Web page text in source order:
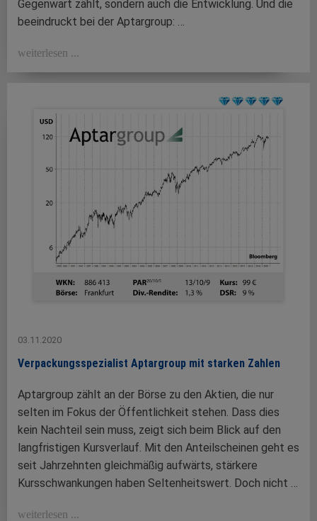
Gegenwart zählt, sondern auch die Entwicklung. Und die
beeindruckt bei der Aptargroup: …
weiterlesen ...
03.11.2020
Verpackungsspezialist Aptargroup mit starken Zahlen
Aptargroup zählt an der Börse zu den Aktien, die nur
selten im Fokus der Öffentlichkeit stehen. Dass dies
kein Nachteil sein muss, zeigt sich beim Blick auf den
langfristigen Kursverlauf. Mit den Anteilscheinen geht es
seit Jahrzehnten gleichmäßig aufwärts, stärkere
Kursschwankungen haben Seltenheitswert. Doch nicht …
weiterlesen ...